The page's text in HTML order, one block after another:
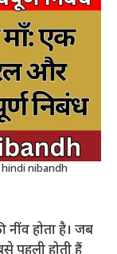
hindi nibandh
नींव होता है। जब